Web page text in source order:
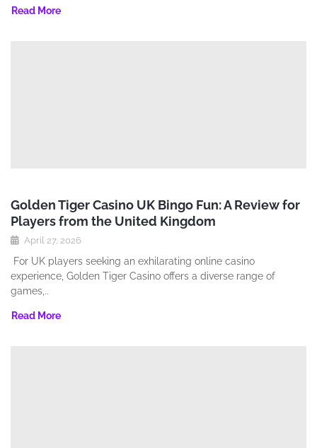
Read More
Golden Tiger Casino UK Bingo Fun: A Review for
Players from the United Kingdom
April 27, 2026
For UK players seeking an exhilarating online casino
experience‚ Golden Tiger Casino offers a diverse range of
games‚..
Read More